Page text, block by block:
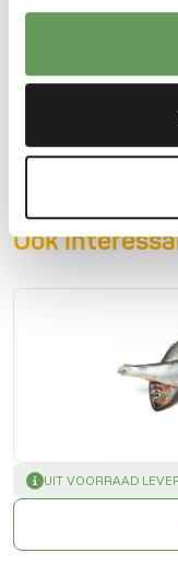
Downloads
Ook
SUCCESS:
UIT VOORRAAD